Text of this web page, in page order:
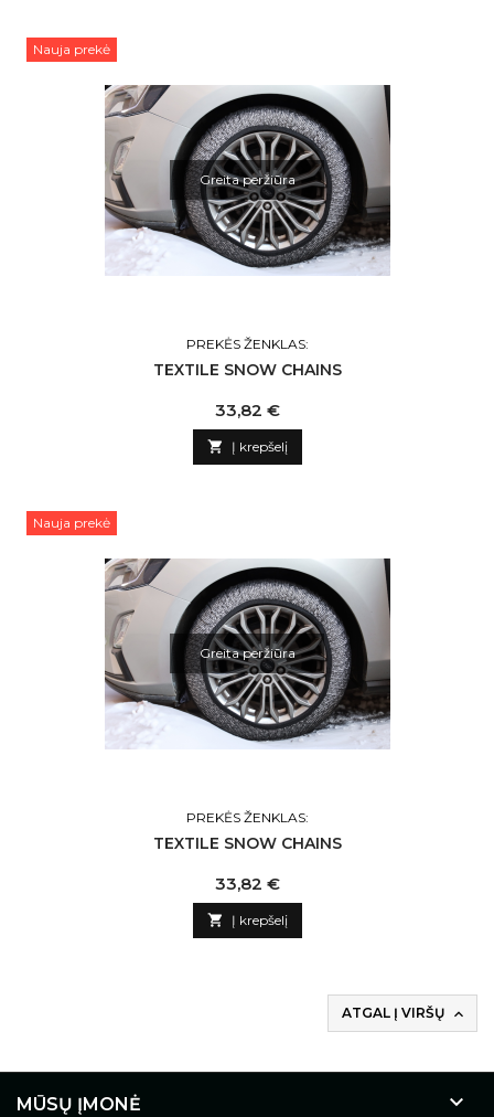
Nauja prekė
Greita peržiūra
PREKĖS ŽENKLAS:
TEXTILE SNOW CHAINS
Kaina
33,82 €
 Į krepšelį
Nauja prekė
Greita peržiūra
PREKĖS ŽENKLAS:
TEXTILE SNOW CHAINS
Kaina
33,82 €
 Į krepšelį
ATGAL Į VIRŠŲ 
MŪSŲ ĮMONĖ 